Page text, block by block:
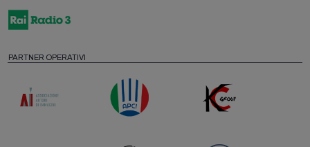
PARTNER OPERATIVI